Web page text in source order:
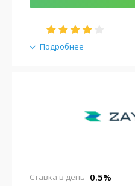
Подробнее
0.5%
Ставка в день